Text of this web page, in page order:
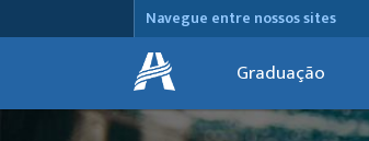
Navegue entre nossos sites
Graduação